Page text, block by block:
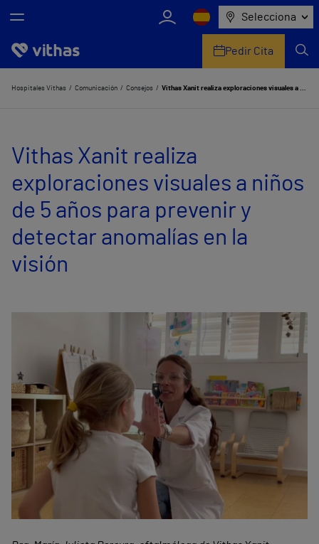
Selecciona
Nosotros
Servicios de salud
Equipo médico y asistencial
Comunicación
Pedir Cita
Hospitales Vithas Comunicación Consejos Vithas Xanit realiza exploraciones visuales a niños de 5 años para prevenir y detectar anomalías en la visión
Vithas Xanit realiza
exploraciones visuales a niños
de 5 años para prevenir y
detectar anomalías en la
visión